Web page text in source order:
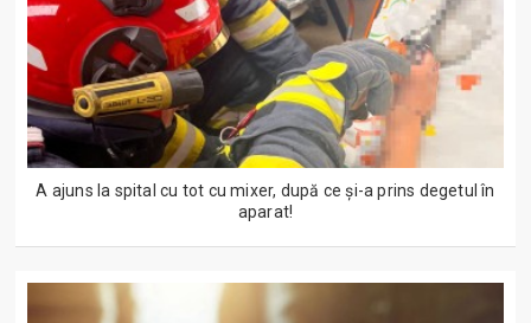
A ajuns la spital cu tot cu mixer, după ce și-a prins degetul în
aparat!